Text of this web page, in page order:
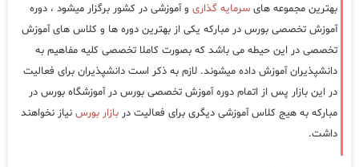
بهترین مجموعه های سرمایه گذاری و آموزشی در کشور برگزار میشود ، دوره
آموزش تخصصی بورس در مبارکه یکی از بهترین دوره ها و کلاس های آموزش
تخصصی در این حیطه می باشد که بصورت کاملا تخصصی کلیه مفاهیم به
دانشپذیران آموزش داده میشوند. لازم به ذکر است دانشپذیران برای فعالیت
در این بازار پس از اتمام دوره آموزش تخصصی بورس در آموزشگاه بورس در
مبارکه به هیج کلاس آموزشی دیگری برای فعالیت در بازار بورس نیاز نخواهند
داشت.